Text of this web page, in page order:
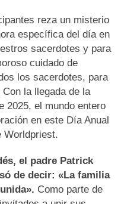
reza un misterio
específica del día en
sacerdotes y para
cuidado de
los sacerdotes, para
la llegada de la
2025, el mundo entero
en este Día Anual
Worldpriest.
el padre Patrick
de decir: «La familia
Como parte de